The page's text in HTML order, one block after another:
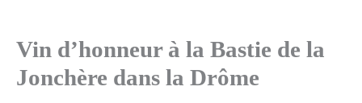
Vin d’honneur à la Bastie de la
Jonchère dans la Drôme